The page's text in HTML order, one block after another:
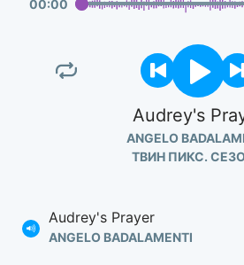
00:00
Audrey's
ANGELO
ТВИН ПИКС.
Audrey's Prayer
ANGELO BADALAMENTI